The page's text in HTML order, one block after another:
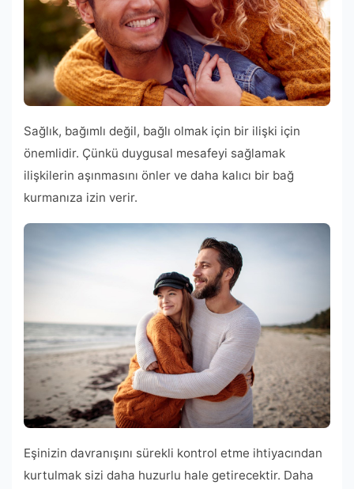
Sağlık, bağımlı değil, bağlı olmak için bir ilişki için
önemlidir. Çünkü duygusal mesafeyi sağlamak
ilişkilerin aşınmasını önler ve daha kalıcı bir bağ
kurmanıza izin verir.
Eşinizin davranışını sürekli kontrol etme ihtiyacından
kurtulmak sizi daha huzurlu hale getirecektir. Daha